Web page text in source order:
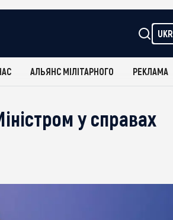
UKR
АЛЬЯНС МІЛІТАРНОГО РЕКЛАМА
у справах